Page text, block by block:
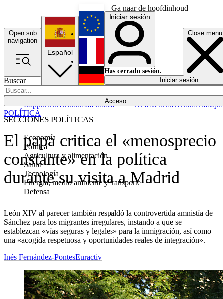
Ga naar de hoofdinhoud
Open sub
navigation
Close menu
Buscar
Acceso
SECCIONES POLÍTICAS
Economía
Política
Agricultura y alimentación
Salud
Tecnología
Energía, medio ambiente y transporte
Defensa
RapporteurEconomíaPolítica NewslettersEventosTrabajos
Español
English
Français
Iniciar sesión
Has cerrado sesión.
Iniciar sesión
El papa critica el «menosprecio
constante» en la política
durante su visita a Madrid
León XIV al parecer también respaldó la controvertida amnistía de
Sánchez para los migrantes irregulares, instando a que se
establezcan «vías seguras y legales» para la inmigración, así como
una «acogida respetuosa y oportunidades reales de integración».
POLÍTICA
Inés Fernández-PontesEuractiv